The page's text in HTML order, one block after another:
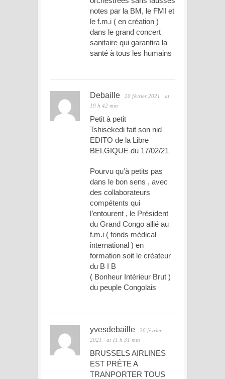
notes par la BM, le FMI et
le f.m.i ( en création )
dans le grand concert
sanitaire qui garantira la
santé à tous les humains
Debaille 20 février 2021
at
19 h 42 min
Petit à petit
Tshisekedi fait son nid
EDITO de la Libre
BELGIQUE du 17/02/21
Pourvu qu’à petits pas
dans le bon sens , avec
des collaborateurs
compétents qui
l’entourent , le Président
du Grand Congo allié au
f.m.i ( fonds médical
international ) en
formation soit le créateur
du B I B
( Bonheur Intérieur Brut )
du peuple Congolais
yvesdebaille
26 février
2021
at 11 h 31 min
BRUSSELS AIRLINES
EST PRÊTE A
TRANPORTER TOUS